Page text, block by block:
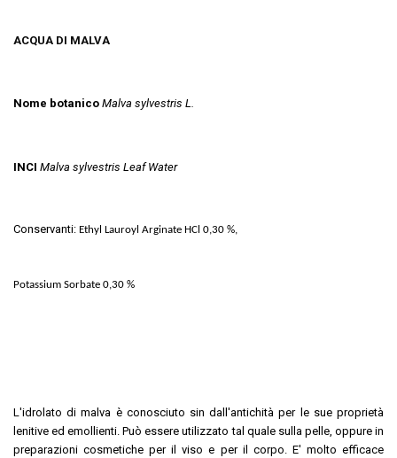
ACQUA DI MALVA
Nome botanico Malva sylvestris L.
INCI Malva sylvestris Leaf Water
Conservanti: Ethyl Lauroyl Arginate HCl 0,30 %,
Potassium Sorbate 0,30 %
L'idrolato di malva è conosciuto sin dall'antichità per le sue proprietà
lenitive ed emollienti. Può essere utilizzato tal quale sulla pelle, oppure in
preparazioni cosmetiche per il viso e per il corpo. E' molto efficace